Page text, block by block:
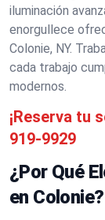
iluminación
enorgullece
Colonie, NY.
cada trabajo
modernos.
¡Reserva tu
919-9929
¿Por Qué
en Colonie?